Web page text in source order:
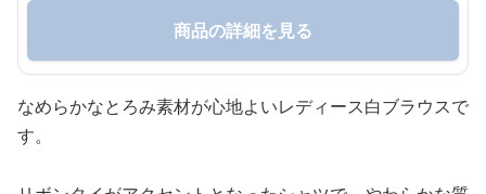
商品の詳細を見る
なめらかなとろみ素材が心地よいレディース白ブラウスで
す。